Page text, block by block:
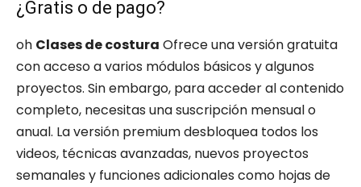
¿Gratis o de pago?
oh Clases de costura Ofrece una versión gratuita
con acceso a varios módulos básicos y algunos
proyectos. Sin embargo, para acceder al contenido
completo, necesitas una suscripción mensual o
anual. La versión premium desbloquea todos los
videos, técnicas avanzadas, nuevos proyectos
semanales y funciones adicionales como hojas de